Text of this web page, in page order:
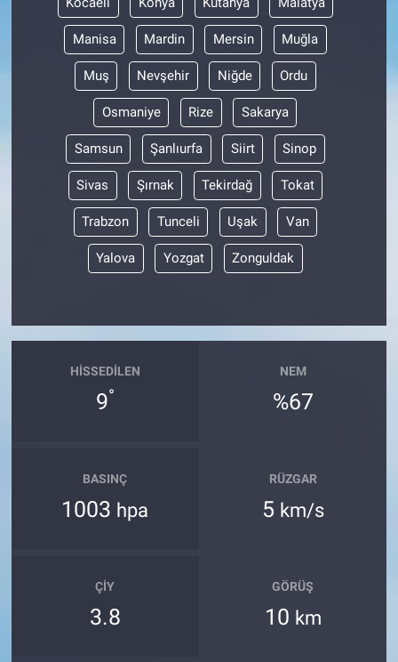
Manisa Mardin Mersin Muğla
Muş Nevşehir Niğde Ordu
Osmaniye Rize Sakarya
Samsun Şanlıurfa Siirt Sinop
Sivas Şırnak Tekirdağ Tokat
Trabzon Tunceli Uşak Van
Yalova Yozgat Zonguldak
HISSEDILEN
9°
NEM
%67
BASINÇ
1003 hpa
RÜZGAR
5 km/s
ÇIY
3.8
GÖRÜŞ
10 km